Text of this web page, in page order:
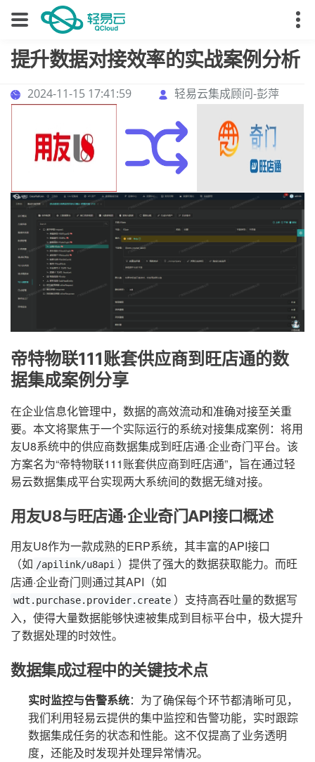
提升数据对接效率的实战案例分析
2024-11-15 17:41:59 轻易云集成顾问-彭萍
帝特物联111账套供应商到旺店通的数
据集成案例分享
在企业信息化管理中，数据的高效流动和准确对接至关重
要。本文将聚焦于一个实际运行的系统对接集成案例：将用
友U8系统中的供应商数据集成到旺店通·企业奇门平台。该
方案名为“帝特物联111账套供应商到旺店通”，旨在通过轻
易云数据集成平台实现两大系统间的数据无缝对接。
用友U8与旺店通·企业奇门API接口概述
用友U8作为一款成熟的ERP系统，其丰富的API接口
（如 /apilink/u8api ）提供了强大的数据获取能力。而旺
店通·企业奇门则通过其API（如
wdt.purchase.provider.create ）支持高吞吐量的数据写
入，使得大量数据能够快速被集成到目标平台中，极大提升
了数据处理的时效性。
数据集成过程中的关键技术点
实时监控与告警系统：为了确保每个环节都清晰可见，
我们利用轻易云提供的集中监控和告警功能，实时跟踪
数据集成任务的状态和性能。这不仅提高了业务透明
度，还能及时发现并处理异常情况。